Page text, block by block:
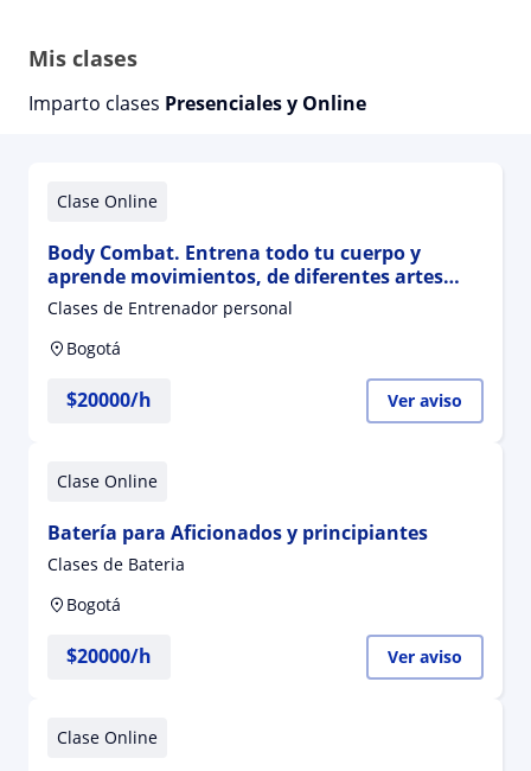
Mis clases
Imparto clases Presenciales y Online
Clase Online
Body Combat. Entrena todo tu cuerpo y
aprende movimientos, de diferentes artes
marciales y de defensa personal en 1 curso
Clases de Entrenador personal
Bogotá
$20000/h Ver aviso
Clase Online
Batería para Aficionados y principiantes
Clases de Bateria
Bogotá
$20000/h Ver aviso
Clase Online